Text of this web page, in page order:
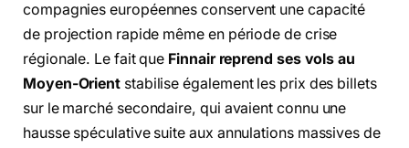
compagnies européennes conservent une capacité
de projection rapide même en période de crise
régionale. Le fait que Finnair reprend ses vols au
Moyen-Orient stabilise également les prix des billets
sur le marché secondaire, qui avaient connu une
hausse spéculative suite aux annulations massives de